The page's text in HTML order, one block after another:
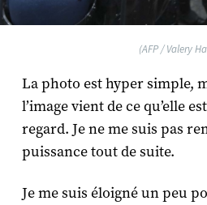
(AFP / Valery
La photo est hyper simple,
l’image vient de ce qu’elle
regard. Je ne me suis pas
puissance tout de suite.
Je me suis éloigné un peu